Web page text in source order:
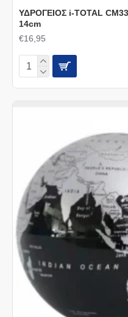
ΥΔΡΟΓΕΙΟΣ i-TOTAL
14cm
€16,95